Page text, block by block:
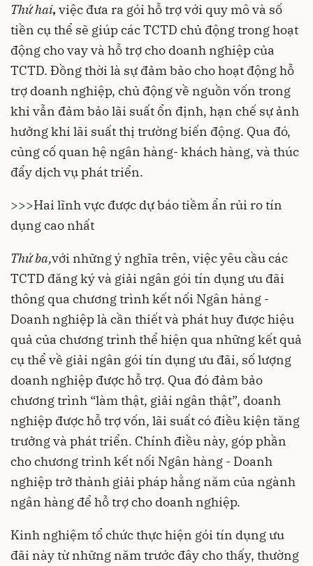
Thứ hai, việc đưa ra gói hỗ trợ với quy mô và số
tiền cụ thể sẽ giúp các TCTD chủ động trong hoạt
động cho vay và hỗ trợ cho doanh nghiệp của
TCTD. Đồng thời là sự đảm bảo cho hoạt động hỗ
trợ doanh nghiệp, chủ động về nguồn vốn trong
khi vẫn đảm bảolãi suấtổn định, hạn chế sự ảnh
hưởng khi lãi suất thị trường biến động. Qua đó,
củng cố quan hệ ngân hàng- khách hàng, và thúc
đẩy dịch vụ phát triển.
>>>Hai lĩnh vực được dự báo tiềm ẩn rủi ro tín
dụng cao nhất
Thứ ba,với những ý nghĩa trên, việc yêu cầu các
TCTD đăng ký và giải ngân gói tín dụng ưu đãi
thông qua chương trình kết nối Ngân hàng -
Doanh nghiệp là cần thiết và phát huy được hiệu
quả của chương trình thể hiện qua những kết quả
cụ thể về giải ngân gói tín dụng ưu đãi, số lượng
doanh nghiệp được hỗ trợ. Qua đó đảm bảo
chương trình “làm thật, giải ngân thật”, doanh
nghiệp được hỗ trợ vốn, lãi suất có điều kiện tăng
trưởng và phát triển. Chính điều này, góp phần
cho chương trình kết nối Ngân hàng - Doanh
nghiệp trở thành giải pháp hằng năm của ngành
ngân hàng để hỗ trợ cho doanh nghiệp.
Kinh nghiệm tổ chức thực hiện gói tín dụng ưu
đãi này từ những năm trước đây cho thấy, thường